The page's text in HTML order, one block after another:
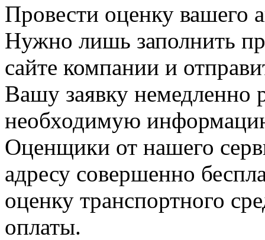
Провести оценку вашего
Нужно лишь заполнить
сайте компании и
Вашу заявку немедленно
необходимую
Оценщики от нашего
адресу совершенно
оценку транспортного
оплаты.